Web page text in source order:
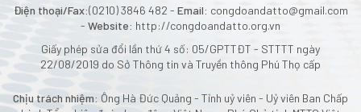
Điện thoại/Fax:(0210) 3846 482 - Email: congdoandatto@gmail.com
- Website: http://congdoandatto.org.vn
Giấy phép sửa đổi lần thứ 4 số: 05/GPTTĐT - STTTT ngày
22/08/2019 do Sở Thông tin và Truyền thông Phú Thọ cấp
Chịu trách nhiệm: Ông Hà Đức Quảng - Tỉnh uỷ viên - Uỷ viên Ban Chấp